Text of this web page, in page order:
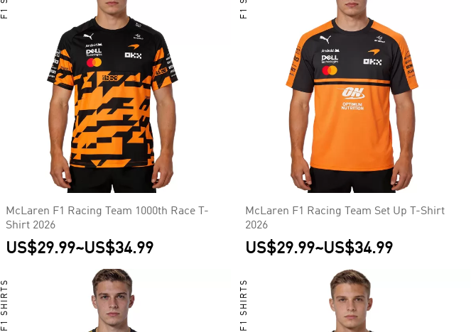
McLaren F1 Racing Team 1000th Race T-
Shirt 2026
US$29.99~US$34.99
McLaren F1 Racing Team Set Up T-Shirt
2026
US$29.99~US$34.99
F1 SHIRTS F1 SHIRTS